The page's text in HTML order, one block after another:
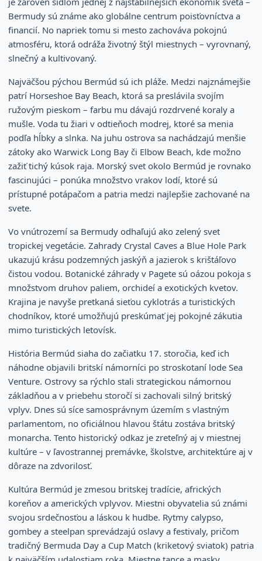
Bermudy sú známe ako globálne centrum poisťovníctva a
financií. No napriek tomu si mesto zachováva pokojnú
atmosféru, ktorá odráža životný štýl miestnych – vyrovnaný,
slnečný a kultivovaný.
Najväčšou pýchou Bermúd sú ich pláže. Medzi najznámejšie
patrí Horseshoe Bay Beach, ktorá sa preslávila svojím
ružovým pieskom – farbu mu dávajú rozdrvené koraly a
mušle. Voda tu žiari v odtieňoch modrej, ktoré sa menia
podľa hĺbky a slnka. Na juhu ostrova sa nachádzajú menšie
zátoky ako Warwick Long Bay či Elbow Beach, kde možno
zažiť tichý kúsok raja. Morský svet okolo Bermúd je rovnako
fascinujúci – ponúka množstvo vrakov lodí, ktoré sú
prístupné potápačom a patria medzi najlepšie zachované na
svete.
Vo vnútrozemí sa Bermudy odhaľujú ako zelený svet
tropickej vegetácie. Zahrady Crystal Caves a Blue Hole Park
ukazujú krásu podzemných jaskýň a jazierok s krištáľovo
čistou vodou. Botanické záhrady v Pagete sú oázou pokoja s
množstvom druhov paliem, orchideí a exotických kvetov.
Krajina je navyše pretkaná sieťou cyklotrás a turistických
chodníkov, ktoré umožňujú preskúmať jej pokojné zákutia
mimo turistických letovísk.
História Bermúd siaha do začiatku 17. storočia, keď ich
náhodne objavili britskí námorníci po stroskotaní lode Sea
Venture. Ostrovy sa rýchlo stali strategickou námornou
základňou a v priebehu storočí si zachovali silný britský
vplyv. Dnes sú síce samosprávnym územím s vlastným
parlamentom, no oficiálnou hlavou štátu zostáva britský
monarcha. Tento historický odkaz je zreteľný aj v miestnej
kultúre – v ľavostrannej premávke, školstve, architektúre aj v
dôraze na zdvorilosť.
Kultúra Bermúd je zmesou britskej tradície, afrických
koreňov a amerických vplyvov. Miestni obyvatelia sú známi
svojou srdečnosťou a láskou k hudbe. Rytmy calypso,
gombey a steelpan sprevádzajú oslavy a festivaly, pričom
tradičný Bermuda Day a Cup Match (kriketový sviatok) patria